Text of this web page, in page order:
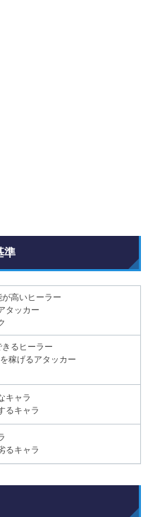
準
が高いヒーラー
タッカー
きるヒーラー
稼げるアタッカー
キャラ
るキャラ
るキャラ